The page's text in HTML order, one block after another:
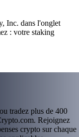
Inc. dans l'onglet
: votre staking
tradez plus de 400
Rejoignez
crypto sur chaque